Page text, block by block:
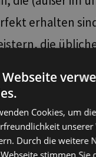
erhalten
die
Meister
werden.
die Kirche um
von
Webseite
Cookies, um die
unserer
Durch die weitere
stimmen Sie